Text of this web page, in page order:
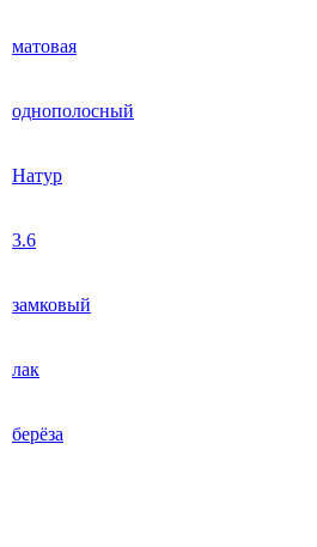
матовая
однополосный
Натур
3.6
замковый
лак
берёза